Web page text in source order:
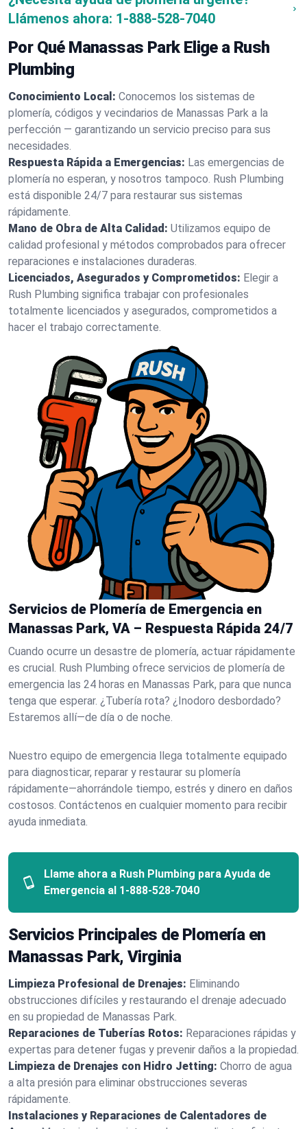
Llámenos ahora: 1-888-528-7040
Por Qué Manassas Park Elige a Rush
Plumbing
Conocimiento Local: Conocemos los sistemas de
plomería, códigos y vecindarios de Manassas Park a la
perfección — garantizando un servicio preciso para sus
necesidades.
Respuesta Rápida a Emergencias: Las emergencias de
plomería no esperan, y nosotros tampoco. Rush Plumbing
está disponible 24/7 para restaurar sus sistemas
rápidamente.
Mano de Obra de Alta Calidad: Utilizamos equipo de
calidad profesional y métodos comprobados para ofrecer
reparaciones e instalaciones duraderas.
Licenciados, Asegurados y Comprometidos: Elegir a
Rush Plumbing significa trabajar con profesionales
totalmente licenciados y asegurados, comprometidos a
hacer el trabajo correctamente.
Servicios de Plomería de Emergencia en
Manassas Park, VA – Respuesta Rápida 24/7
Cuando ocurre un desastre de plomería, actuar rápidamente
es crucial. Rush Plumbing ofrece servicios de plomería de
emergencia las 24 horas en Manassas Park, para que nunca
tenga que esperar. ¿Tubería rota? ¿Inodoro desbordado?
Estaremos allí—de día o de noche.
Nuestro equipo de emergencia llega totalmente equipado
para diagnosticar, reparar y restaurar su plomería
rápidamente—ahorrándole tiempo, estrés y dinero en daños
costosos. Contáctenos en cualquier momento para recibir
ayuda inmediata.
Llame ahora a Rush Plumbing para Ayuda de
Emergencia al 1-888-528-7040
Servicios Principales de Plomería en
Manassas Park, Virginia
Limpieza Profesional de Drenajes: Eliminando
obstrucciones difíciles y restaurando el drenaje adecuado
en su propiedad de Manassas Park.
Reparaciones de Tuberías Rotos: Reparaciones rápidas y
expertas para detener fugas y prevenir daños a la propiedad.
Limpieza de Drenajes con Hidro Jetting: Chorro de agua
a alta presión para eliminar obstrucciones severas
rápidamente.
Instalaciones y Reparaciones de Calentadores de